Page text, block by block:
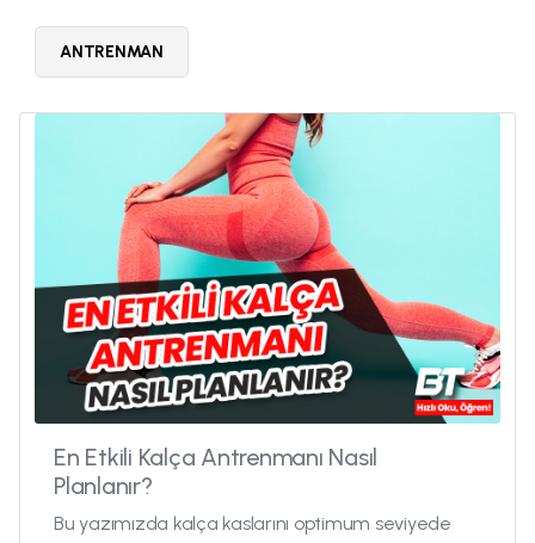
ANTRENMAN
En Etkili Kalça Antrenmanı Nasıl
Planlanır?
Bu yazımızda kalça kaslarını optimum seviyede